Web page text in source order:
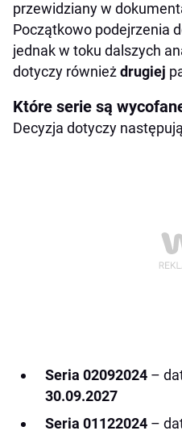
przewidziany w
Początkowo podejrzenia
jednak w toku dalszych
dotyczy równieżdrugiej
Które serie są
Decyzja dotyczy
Seria 02092024 –
30.09.2027
Seria 01122024 –